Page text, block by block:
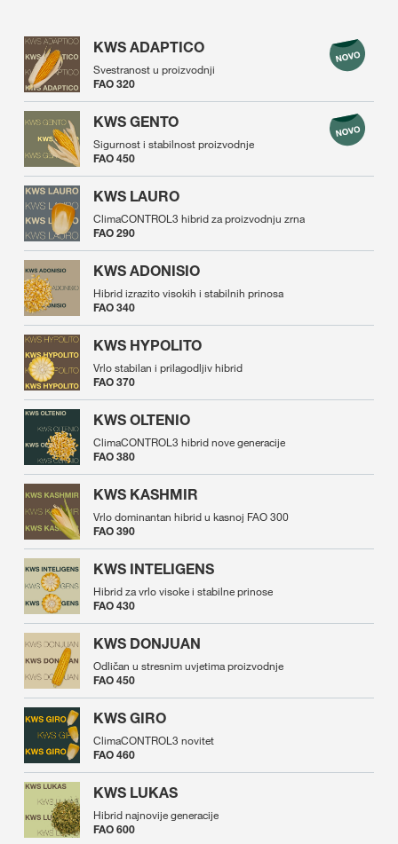
KWS ADAPTICO
Svestranost u proizvodnji
FAO 320
KWS GENTO
Sigurnost i stabilnost proizvodnje
FAO 450
KWS LAURO
ClimaCONTROL3 hibrid za proizvodnju zrna
FAO 290
KWS ADONISIO
Hibrid izrazito visokih i stabilnih prinosa
FAO 340
KWS HYPOLITO
Vrlo stabilan i prilagodljiv hibrid
FAO 370
KWS OLTENIO
ClimaCONTROL3 hibrid nove generacije
FAO 380
KWS KASHMIR
Vrlo dominantan hibrid u kasnoj FAO 300
FAO 390
KWS INTELIGENS
Hibrid za vrlo visoke i stabilne prinose
FAO 430
KWS DONJUAN
Odličan u stresnim uvjetima proizvodnje
FAO 450
KWS GIRO
ClimaCONTROL3 novitet
FAO 460
KWS LUKAS
Hibrid najnovije generacije
FAO 600